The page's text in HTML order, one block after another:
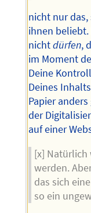
nicht nur
ihnen
nichtdürfen,
im Moment
Deine
Deines
Papier
der
auf einer
[x] Natürlich
werden.
das sich
so ein